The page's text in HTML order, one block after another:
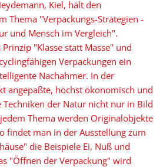
Kiel, hält den
Thema "Verpackungs-Strategien -
und Mensch im Vergleich".
"Klasse statt Masse" und
Verpackungen ein
Nachahmer. In der
angepaßte, höchst ökonomisch und
der Natur nicht nur in Bild
Thema werden Originalobjekte
findet man in der Ausstellung zum
die Beispiele Ei, Nuß und
"Öffnen der Verpackung" wird